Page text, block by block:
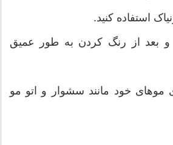
استفاده کنید.
و بعد از رنگ کردن به طور عمیق
موهای خود مانند سشوار و اتو مو